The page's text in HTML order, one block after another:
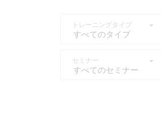
トレーニングタイプ
すべてのタイプ
セミナー
すべてのセミナー